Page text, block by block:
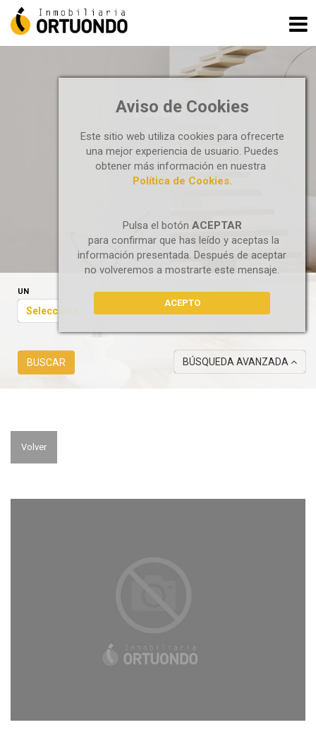
Aviso de Cookies
Este sitio web utiliza cookies para ofrecerte
una mejor experiencia de usuario. Puedes
obtener más información en nuestra
Política de Cookies.
Pulsa el botón ACEPTAR
para confirmar que has leído y aceptas la
información presentada. Después de aceptar
no volveremos a mostrarte este mensaje.
ACEPTO
PISOS
UN
Seleccione...
BUSCAR BÚSQUEDA AVANZADA
Volver